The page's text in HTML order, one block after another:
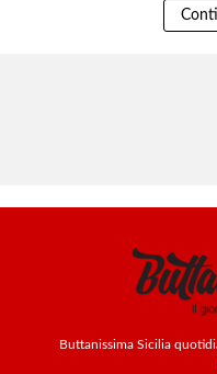
Buttanissima Sicilia